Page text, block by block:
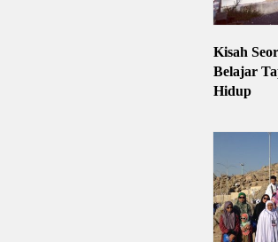
Kisah
Belajar
Hidup